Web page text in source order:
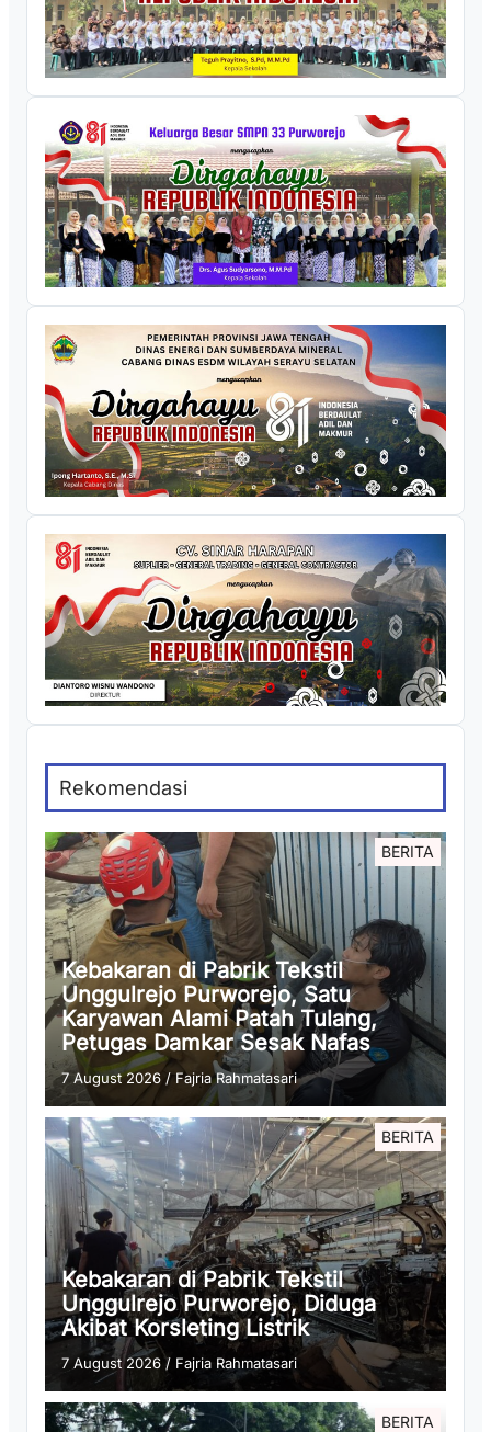
Rekomendasi
BERITA
Kebakaran di Pabrik Tekstil
Unggulrejo Purworejo, Satu
Karyawan Alami Patah Tulang,
Petugas Damkar Sesak Nafas
7 August 2026 /Fajria Rahmatasari
BERITA
Kebakaran di Pabrik Tekstil
Unggulrejo Purworejo, Diduga
Akibat Korsleting Listrik
7 August 2026/ Fajria Rahmatasari
BERITA